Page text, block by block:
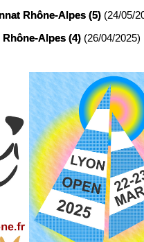
Rhône-Alpes (5) (24/05/
Alpes (4) (26/04/2025)